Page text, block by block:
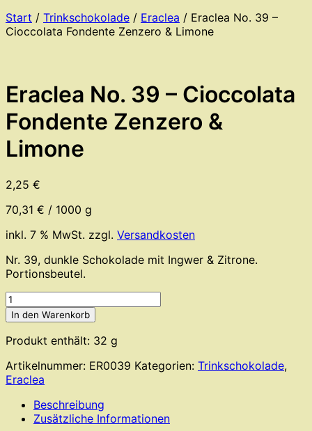
Start / Trinkschokolade / Eraclea / Eraclea No. 39 –
Cioccolata Fondente Zenzero & Limone
Eraclea No. 39 – Cioccolata
Fondente Zenzero &
Limone
2,25 €
70,31 € / 1000 g
inkl. 7 % MwSt. zzgl. Versandkosten
Nr. 39, dunkle Schokolade mit Ingwer & Zitrone.
Portionsbeutel.
Eraclea
No.
39
-
Fondente
Zenzero
Limone
Menge
In den Warenkorb
Produkt enthält: 32 g
Artikelnummer: ER0039 Kategorien: Trinkschokolade,
Eraclea
Beschreibung
Zusätzliche Informationen